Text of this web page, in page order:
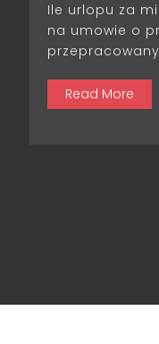
Ile urlopu za
na umowie o
Read More